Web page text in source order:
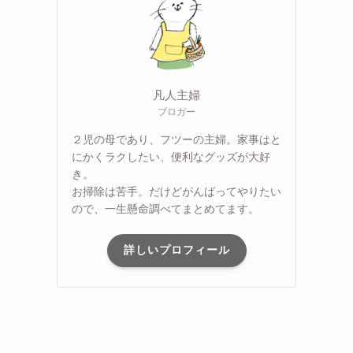
凡人主婦
ブロガー
２児の母であり、フツーの主婦。家事はと
にかくラクしたい、便利なグッズが大好
き。
お掃除は苦手。だけどがんばってやりたい
ので、一生懸命調べてまとめてます。
詳しいプロフィール